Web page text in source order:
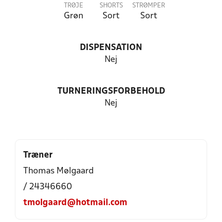
TRØJE
Grøn
SHORTS
Sort
STRØMPER
Sort
DISPENSATION
Nej
TURNERINGSFORBEHOLD
Nej
Træner
Thomas Mølgaard
/ 24346660
tmolgaard@hotmail.com